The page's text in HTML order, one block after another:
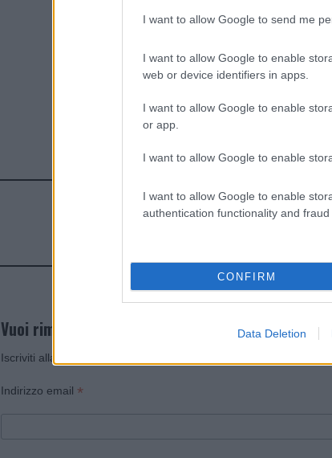
I want to allow Google to send me
I want to allow Google to enable
web or device identifiers in apps.
I want to allow Google to enable
or app.
I want to allow Google to enable
I want to allow Google to enable
authentication functionality and
CONFIRM
Data Deletion
Invia un
Vuoi rimanere sempre aggiornato?
Iscriviti alla newsletter di Gallura Oggi e ricevi le nostre email
Indirizzo email *